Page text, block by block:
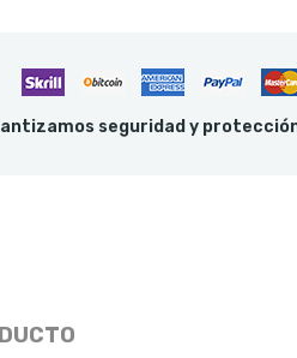
seguridad y